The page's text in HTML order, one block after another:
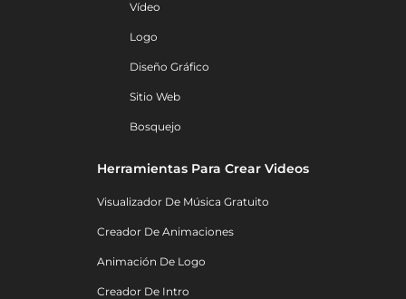
Vídeo
Logo
Diseño Gráfico
Sitio Web
Bosquejo
Herramientas Para Crear Videos
Visualizador De Música Gratuito
Creador De Animaciones
Animación De Logo
Creador De Intro